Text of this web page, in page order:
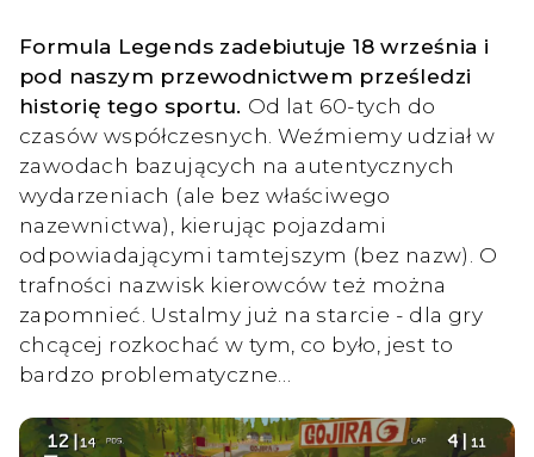
Formula Legends zadebiutuje 18 września i
pod naszym przewodnictwem prześledzi
historię tego sportu. Od lat 60-tych do
czasów współczesnych. Weźmiemy udział w
zawodach bazujących na autentycznych
wydarzeniach (ale bez właściwego
nazewnictwa), kierując pojazdami
odpowiadającymi tamtejszym (bez nazw). O
trafności nazwisk kierowców też można
zapomnieć. Ustalmy już na starcie - dla gry
chcącej rozkochać w tym, co było, jest to
bardzo problematyczne…